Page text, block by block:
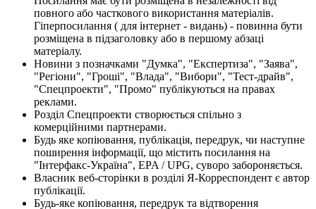
повного або часткового використання матеріалів.
Гіперпосилання ( для інтернет - видань) - повинна бути
розміщена в підзаголовку або в першому абзаці
матеріалу.
Новини з позначками "Думка", "Експертиза", "Заява",
"Регіони", "Гроші", "Влада", "Вибори", "Тест-драйв",
"Спецпроекти", "Промо" публікуються на правах
реклами.
Розділ Спецпроекти створюється спільно з
комерційними партнерами.
Будь яке копіювання, публікація, передрук, чи наступне
поширення інформації, що містить посилання на
"Інтерфакс-Україна", EPA / UPG, суворо забороняється.
Власник веб-сторінки в розділі Я-Корреспондент є автор
публікації.
Будь-яке копіювання, передрук та відтворення